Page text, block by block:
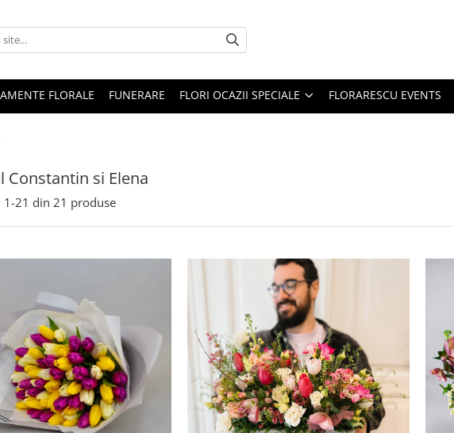
FLORALE FUNERARE FLORI OCAZII SPECIALE FLORARESCU EVENTS
Constantin si Elena
1-21 din 21 produse